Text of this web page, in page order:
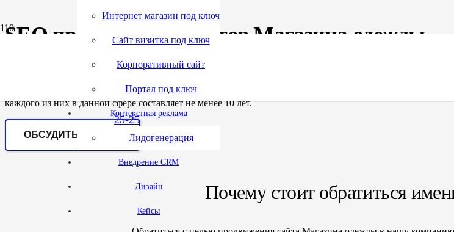
(495)
25-25
Интернет магазин под ключ
Сайт визитка под ключ
Корпоративный сайт
Портал под ключ
Контекстная реклама
Лидогенерация
Внедрение CRM
Дизайн
Кейсы
SEO продвижение сайтов Магазина одежды
ключ, продвижение Магазина одежды в интернете — ключевые направления нашей деятельности. В
каждого из них в данной сфере составляет не менее 10 лет.
ОБСУДИТЬ ПРОЕКТ
Почему стоит обратиться